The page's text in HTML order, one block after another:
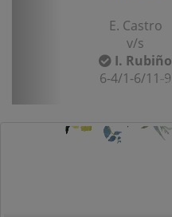
E. Castro
v/s
I. Rubiño
6-4/1-6/11-9